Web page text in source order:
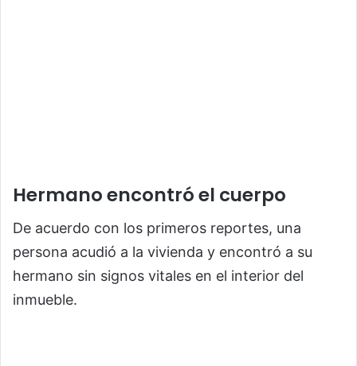
Hermano encontró el cuerpo
De acuerdo con los primeros reportes, una
persona acudió a la vivienda y encontró a su
hermano sin signos vitales en el interior del
inmueble.